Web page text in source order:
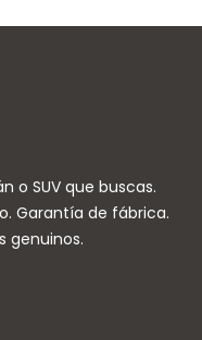
o SUV que buscas.
Garantía de fábrica.
genuinos.